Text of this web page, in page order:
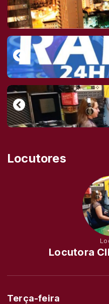
Locutores
Locutora
Terça-feira